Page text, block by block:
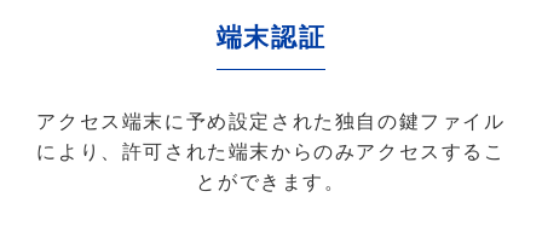
端末認証
アクセス端末に予め設定された独自の鍵ファイル
により、許可された端末からのみアクセスするこ
とができます。